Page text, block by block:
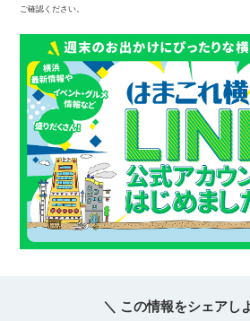
ご確認ください。
＼ この情報をシェアし